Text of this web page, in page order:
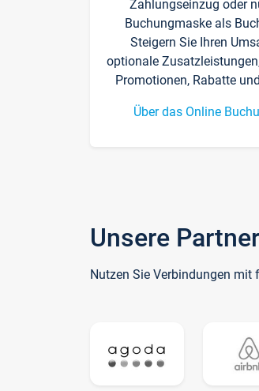
Zahlungseinzug oder
Buchungmaske als
Steigern Sie Ihren
optionale
Promotionen, Rabatte
Über das Online
Unsere Partner
Nutzen Sie Verbindungen mit